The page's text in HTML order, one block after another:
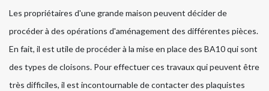
Les propriétaires d'une grande maison peuvent décider de
procéder à des opérations d'aménagement des différentes pièces.
En fait, il est utile de procéder à la mise en place des BA10 qui sont
des types de cloisons. Pour effectuer ces travaux qui peuvent être
très difficiles, il est incontournable de contacter des plaquistes